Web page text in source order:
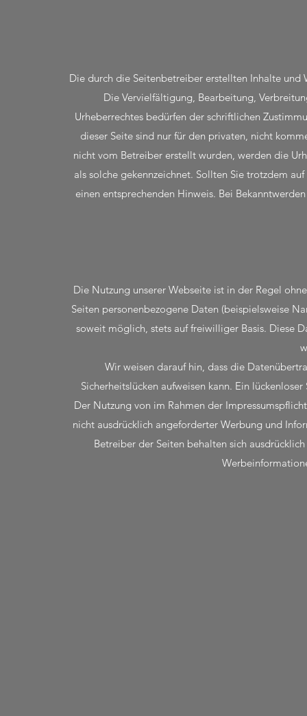
Die durch die Seitenbetreiber erstellten Inhalte und
Die Vervielfältigung, Bearbeitung,
Urheberrechtes bedürfen der schriftlichen
dieser Seite sind nur für den privaten, nicht
nicht vom Betreiber erstellt wurden, werden die
als solche gekennzeichnet. Sollten Sie trotzdem
einen entsprechenden Hinweis. Bei
Die Nutzung unserer Webseite ist in der Regel
Seiten personenbezogene Daten (beispielsweise
soweit möglich, stets auf freiwilliger Basis. Diese
Wir weisen darauf hin, dass die
Sicherheitslücken aufweisen kann. Ein
Der Nutzung von im Rahmen der
nicht ausdrücklich angeforderter Werbung und
Betreiber der Seiten behalten sich